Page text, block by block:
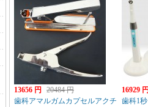
13656 円
20484 円
歯科アマルガムカプセルアクチ
16929
歯科1